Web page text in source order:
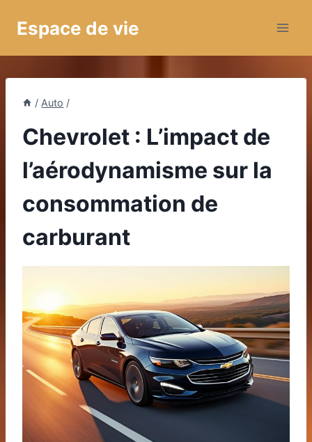
Espace de vie
/ Auto /
Chevrolet : L’impact de
l’aérodynamisme sur la
consommation de
carburant